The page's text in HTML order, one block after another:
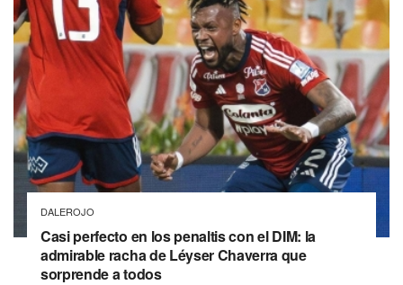
DALEROJO
Casi perfecto en los penaltis con el DIM: la
admirable racha de Léyser Chaverra que
sorprende a todos